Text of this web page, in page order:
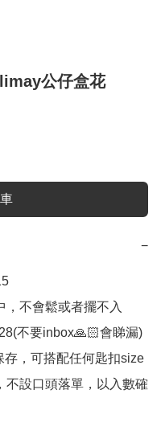
公仔盒花
−
，不會鬆或者擺不入
不要inbox🙏🏻會睇漏)
存，可搭配任何匙扣size
不設口頭落單，以入數確